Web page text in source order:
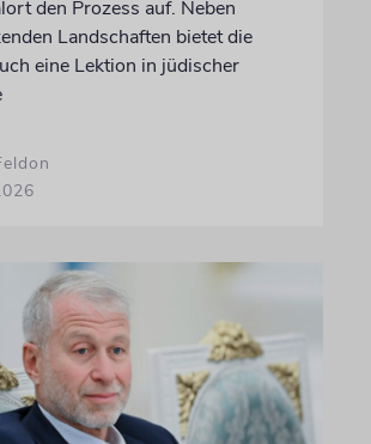
den Prozess auf. Neben
Landschaften bietet die
eine Lektion in jüdischer